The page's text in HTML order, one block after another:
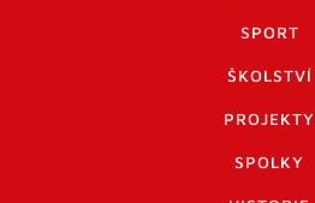
SPORT
ŠKOLSTVÍ
PROJEKTY
SPOLKY